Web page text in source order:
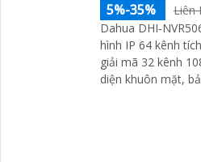
5%-35%
Liên
Dahua
hình IP 64 kênh
giải mã 32 kênh 1080p. Hỗ
diện khuôn mặt,